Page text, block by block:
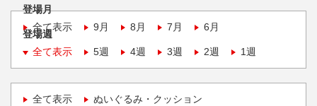
登場月
全て表示
9月 8月 7月 6月
登場週
全て表示
5週 4週 3週 2週 1週
全て表示 ぬいぐるみ・クッション